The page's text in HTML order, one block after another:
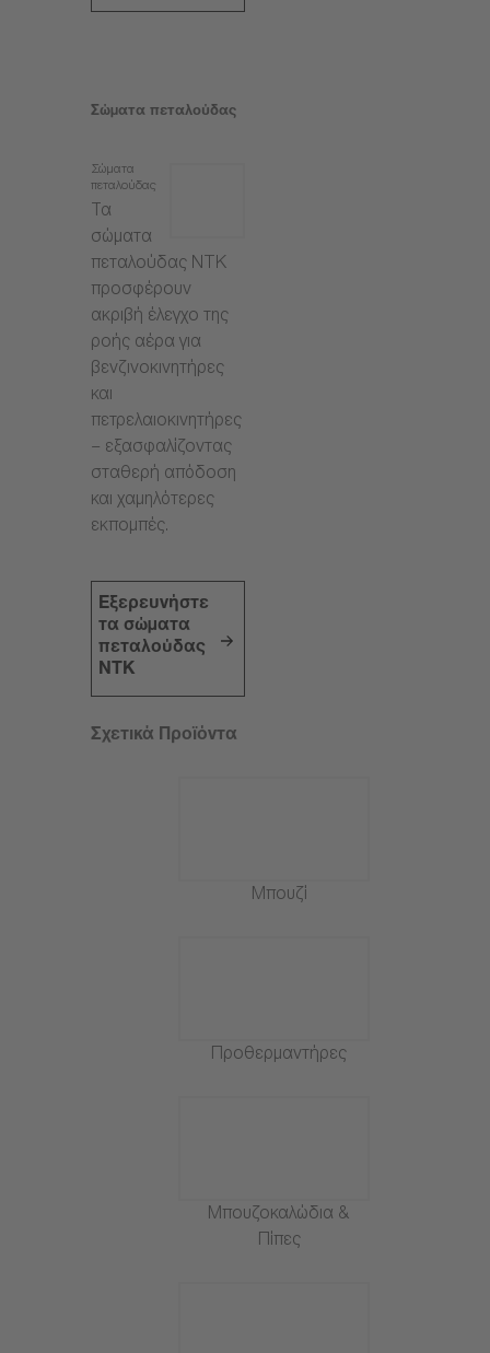
Σώματα πεταλούδας
Σώματα
πεταλούδας
Τα
σώματα
πεταλούδας NTK
προσφέρουν
ακριβή έλεγχο της
ροής αέρα για
βενζινοκινητήρες
και
πετρελαιοκινητήρες
– εξασφαλίζοντας
σταθερή απόδοση
και χαμηλότερες
εκπομπές.
Εξερευνήστε
τα σώματα
πεταλούδας
NTK
Σχετικά Προϊόντα
Μπουζί
Προθερμαντήρες
Μπουζοκαλώδια &
Πίπες